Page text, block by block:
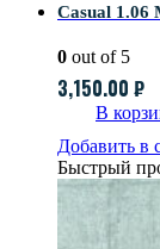
Casual 1.06
0 out of 5
3,150.00 ₽
В
Добавить в
Быстрый